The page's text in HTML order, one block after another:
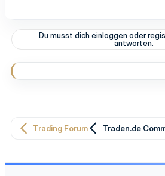
Du musst dich einloggen oder
antworten.
Trading Forum Traden.de